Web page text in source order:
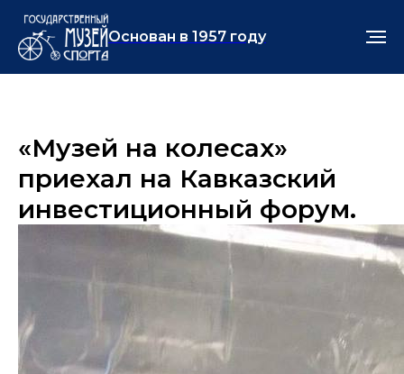
Основан в 1957 году
«Музей на колесах»
приехал на Кавказский
инвестиционный форум.